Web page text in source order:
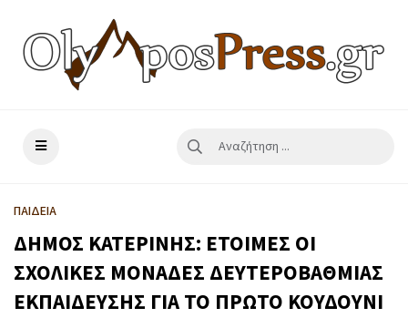
ΠΑΙΔΕΙΑ
ΔΗΜΟΣ ΚΑΤΕΡΙΝΗΣ: ΕΤΟΙΜΕΣ ΟΙ
ΣΧΟΛΙΚΕΣ ΜΟΝΑΔΕΣ ΔΕΥΤΕΡΟΒΑΘΜΙΑΣ
ΕΚΠΑΙΔΕΥΣΗΣ ΓΙΑ ΤΟ ΠΡΩΤΟ ΚΟΥΔΟΥΝΙ